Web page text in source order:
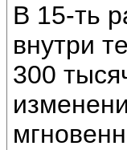
В 15-ть
внутри
300